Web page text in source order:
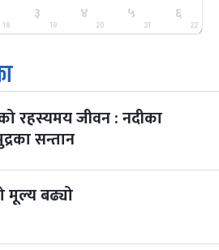
Mar 9, 2027
७ महिना बाँकी
2027
2027
७ महिना बाँकी
18
३
19
४
20
५
21
६
22
रहस्यमय जीवन : नदीका
सन्तान
मूल्य बढ्यो